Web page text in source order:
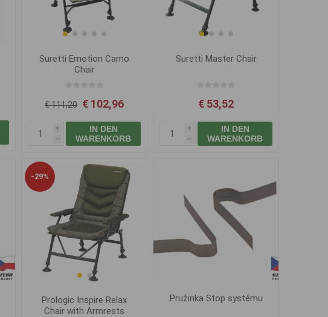
Suretti Emotion Camo
Chair
€ 111,20 € 102,96
i
h
IN DEN
WARENKORB
Suretti Master Chair
€ 53,52
i
h
IN DEN
WARENKORB
-29%
Prologic Inspire Relax
Chair with Armrests
Pružinka Stop systému